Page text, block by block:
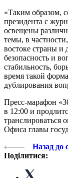
«Таким образом,
президента с
освещены
темы, в
востоке страны и
безопасность и
стабильность,
время такой
дублирования
Пресс-марафон
в 12:00 и
транслироваться
Офиса главы
Назад до
Поділитися: